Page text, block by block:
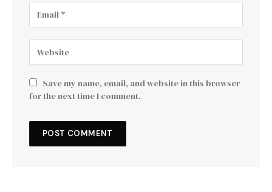
Save my name, email, and website in this browser
for the next time I comment.